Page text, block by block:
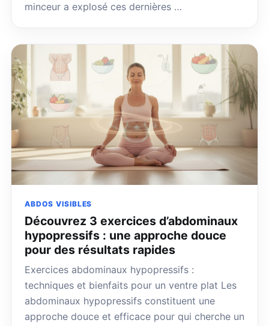
minceur a explosé ces dernières …
ABDOS VISIBLES
Découvrez 3 exercices d’abdominaux
hypopressifs : une approche douce
pour des résultats rapides
Exercices abdominaux hypopressifs :
techniques et bienfaits pour un ventre plat Les
abdominaux hypopressifs constituent une
approche douce et efficace pour qui cherche un